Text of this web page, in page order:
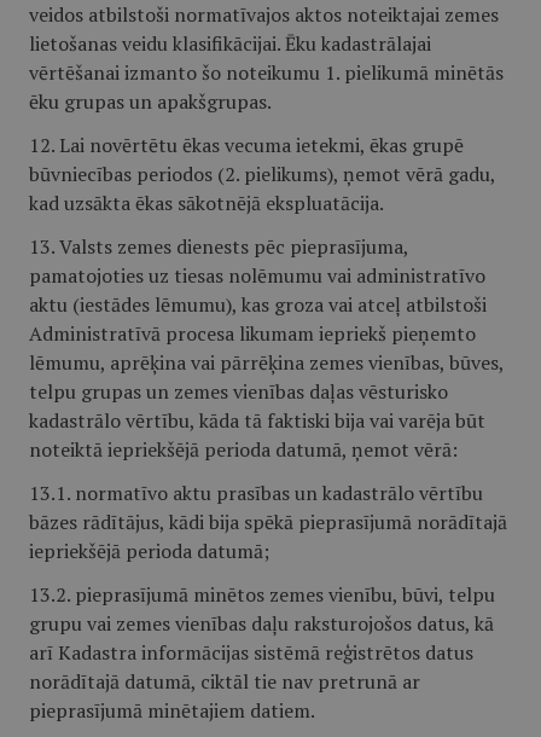
veidos atbilstoši normatīvajos aktos noteiktajai zemes
lietošanas veidu klasifikācijai. Ēku kadastrālajai
vērtēšanai izmanto šo noteikumu 1. pielikumā minētās
ēku grupas un apakšgrupas.
12. Lai novērtētu ēkas vecuma ietekmi, ēkas grupē
būvniecības periodos (2. pielikums), ņemot vērā gadu,
kad uzsākta ēkas sākotnējā ekspluatācija.
13. Valsts zemes dienests pēc pieprasījuma,
pamatojoties uz tiesas nolēmumu vai administratīvo
aktu (iestādes lēmumu), kas groza vai atceļ atbilstoši
Administratīvā procesa likumam iepriekš pieņemto
lēmumu, aprēķina vai pārrēķina zemes vienības, būves,
telpu grupas un zemes vienības daļas vēsturisko
kadastrālo vērtību, kāda tā faktiski bija vai varēja būt
noteiktā iepriekšējā perioda datumā, ņemot vērā:
13.1. normatīvo aktu prasības un kadastrālo vērtību
bāzes rādītājus, kādi bija spēkā pieprasījumā norādītajā
iepriekšējā perioda datumā;
13.2. pieprasījumā minētos zemes vienību, būvi, telpu
grupu vai zemes vienības daļu raksturojošos datus, kā
arī Kadastra informācijas sistēmā reģistrētos datus
norādītajā datumā, ciktāl tie nav pretrunā ar
pieprasījumā minētajiem datiem.